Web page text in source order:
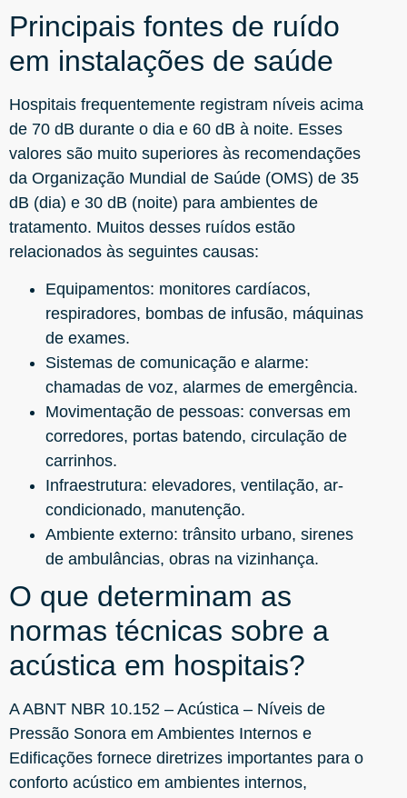
Principais fontes de ruído
em instalações de saúde
Hospitais frequentemente registram níveis acima
de 70 dB durante o dia e 60 dB à noite. Esses
valores são muito superiores às recomendações
da Organização Mundial de Saúde (OMS) de 35
dB (dia) e 30 dB (noite) para ambientes de
tratamento. Muitos desses ruídos estão
relacionados às seguintes causas:
Equipamentos: monitores cardíacos,
respiradores, bombas de infusão, máquinas
de exames.
Sistemas de comunicação e alarme:
chamadas de voz, alarmes de emergência.
Movimentação de pessoas: conversas em
corredores, portas batendo, circulação de
carrinhos.
Infraestrutura: elevadores, ventilação, ar-
condicionado, manutenção.
Ambiente externo: trânsito urbano, sirenes
de ambulâncias, obras na vizinhança.
O que determinam as
normas técnicas sobre a
acústica em hospitais?
A ABNT NBR 10.152 – Acústica – Níveis de
Pressão Sonora em Ambientes Internos e
Edificações fornece diretrizes importantes para o
conforto acústico em ambientes internos,